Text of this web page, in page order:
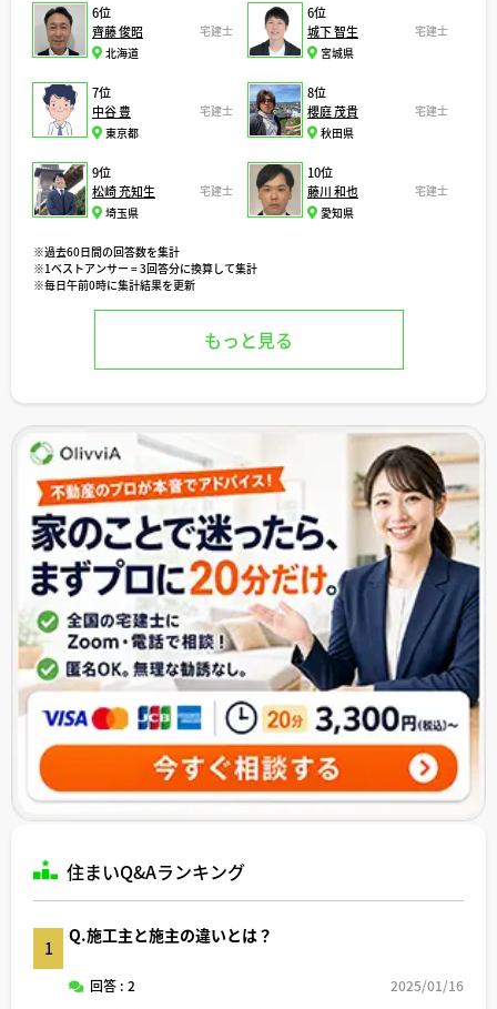
6位
齊藤 俊昭
宅建士
北海道
6位
城下 智生
宅建士
宮城県
7位
中谷 豊
宅建士
東京都
8位
櫻庭 茂貴
宅建士
秋田県
9位
松崎 充知生
宅建士
埼玉県
10位
藤川 和也
宅建士
愛知県
※過去60日間の回答数を集計
※1ベストアンサー = 3回答分に換算して集計
※毎日午前0時に集計結果を更新
もっと見る
住まいQ&Aランキング
1
Q.施工主と施主の違いとは？
回答 : 2 2025/01/16